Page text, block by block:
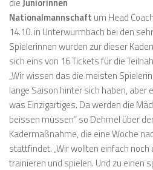
Nationalmannschaft um Head
14.10. in Unterwurmbach bei den
Spielerinnen wurden zur dieser
sich eins von 16 Tickets für die
„Wir wissen das die meisten
lange Saison hinter sich haben, aber
was Einzigartiges. Da werden die
beissen müssen“ so Dehmel über
Kadermaßnahme, die eine Woche
stattfindet. „Wir wollten einfach noch
trainieren und spielen. Und zu einen